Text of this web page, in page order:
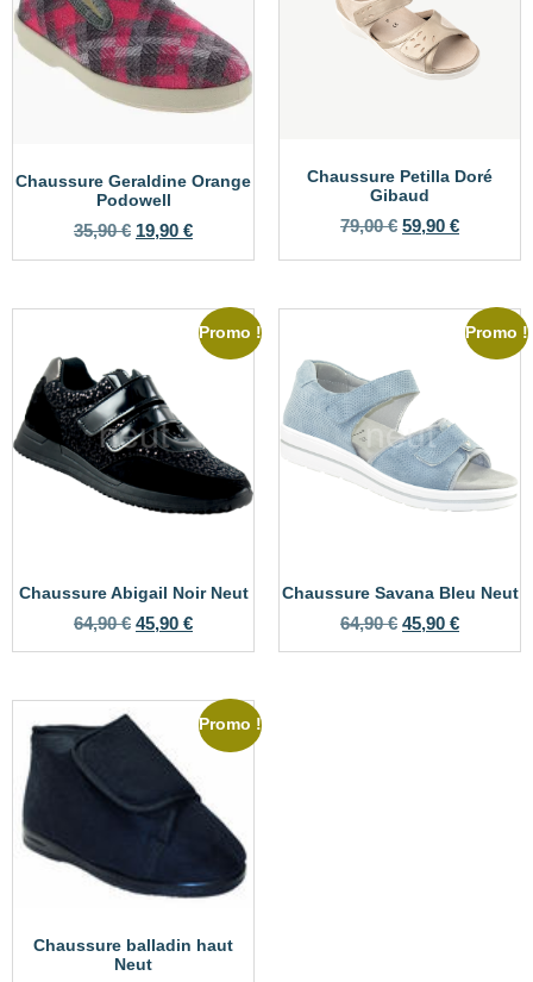
Chaussure Geraldine Orange
Podowell
35,90€ 19,90 €
Chaussure Petilla Doré
Gibaud
79,00€ 59,90 €
Promo !
Chaussure Abigail Noir Neut
64,90€ 45,90 €
Promo !
Chaussure Savana Bleu Neut
64,90€ 45,90 €
Promo !
Chaussure balladin haut
Neut